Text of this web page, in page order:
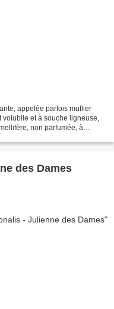
appelée parfois muflier
et à souche ligneuse,
non parfumée, à
des Dames